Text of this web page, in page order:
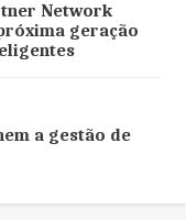
Network
geração
a gestão de